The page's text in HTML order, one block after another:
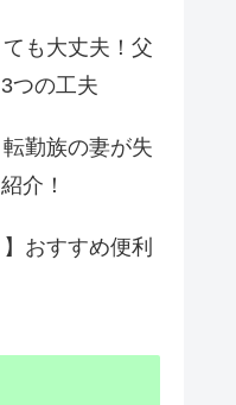
ても大丈夫！父
つの工夫
転勤族の妻が失
介！
おすすめ便利